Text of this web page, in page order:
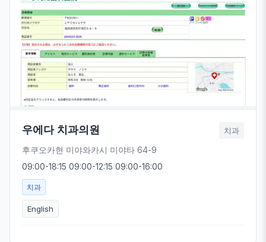
우에다 치과의원 치과
후쿠오카현 미야와카시 미야타 64-9
09:00-18:15 09:00-12:15 09:00-16:00
치과
English